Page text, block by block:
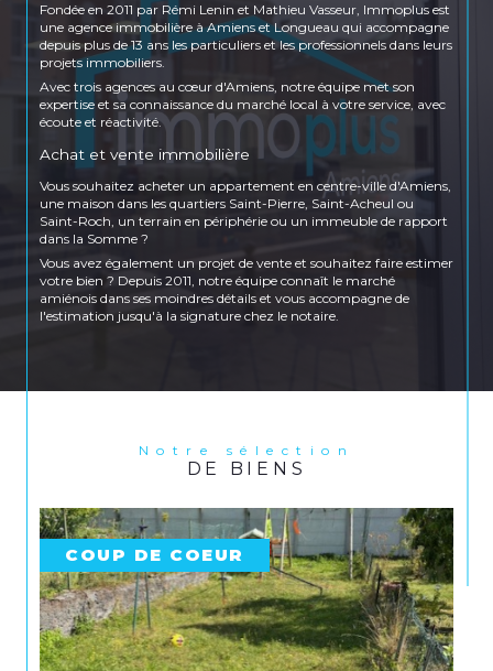
Fondée en 2011 par Rémi Lenin et Mathieu Vasseur, Immoplus est
une agence immobilière à Amiens et Longueau qui accompagne
depuis plus de 13 ans les particuliers et les professionnels dans leurs
projets immobiliers.
Avec trois agences au cœur d'Amiens, notre équipe met son
expertise et sa connaissance du marché local à votre service, avec
écoute et réactivité.
Achat et vente immobilière
Vous souhaitez acheter un appartement en centre-ville d'Amiens,
une maison dans les quartiers Saint-Pierre, Saint-Acheul ou
Saint-Roch, un terrain en périphérie ou un immeuble de rapport
dans la Somme ?
Vous avez également un projet de vente et souhaitez faire estimer
votre bien ? Depuis 2011, notre équipe connaît le marché
amiénois dans ses moindres détails et vous accompagne de
l'estimation jusqu'à la signature chez le notaire.
Amiens et ses environs pour répondre à tous les profils et tous les
en charge la gestion locative complète de votre bien : recherche
de locataires, rédaction des baux, état des lieux, quittancement et
Nos agences à Amiens et Longueau
Retrouvez nos trois agences au cœur d'Amiens :
Agence transaction– 133 rue Saint-Honoré,
80000 Amiens
Notre sélection
DE BIENS
COUP DE COEUR